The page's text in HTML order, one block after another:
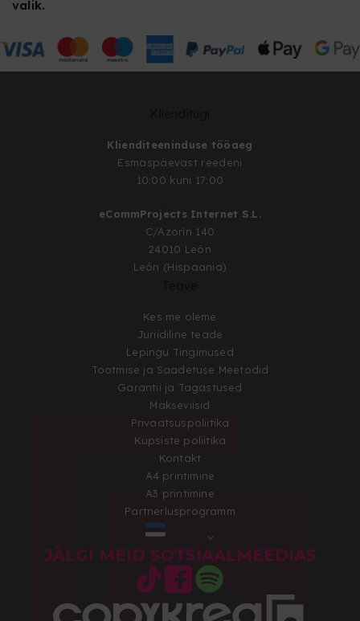
valik.
Klienditeeninduse tööaeg
Esmaspäevast reedeni
10:00 kuni 17:00
eCommProjects Internet S.L.
C/Azorín 140
24010 León
León (Hispaania)
Kes me oleme
Juriidiline teade
Lepingu Tingimused
Tootmise ja Saadetuse Meetodid
Garantii ja Tagastused
Makseviisid
Privaatsuspoliitika
Küpsiste poliitika
Kontakt
A4 printimine
A3 printimine
Partnerlusprogramm
JÄLGI MEID SOTSIAALMEEDIAS